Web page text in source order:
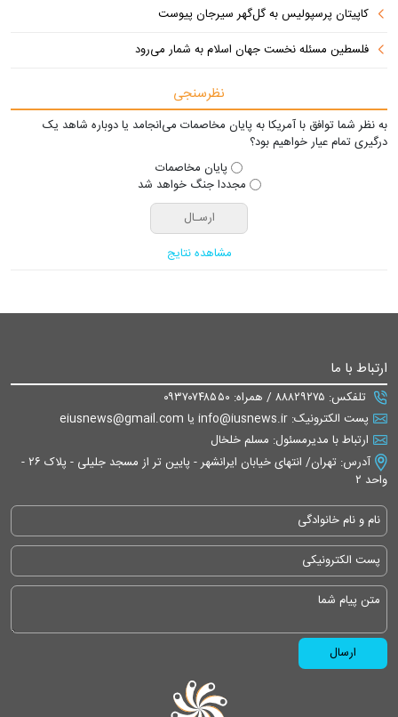
کاپیتان پرسپولیس به گل‌گهر سیرجان پیوست
فلسطین مسئله نخست جهان اسلام به شمار می‌رود
نظرسنجی
به نظر شما توافق با آمریکا به پایان مخاصمات می‌انجامد یا دوباره شاهد یک
درگیری تمام عیار خواهیم بود؟
پایان مخاصمات
مجددا جنگ خواهد شد
مشاهده نتایج
ارتباط با ما
تلفکس: ۸۸۸۲۹۲۷۵ / همراه: ۰۹۳۷۰۷۴۸۵۵۰
پست الکترونیک: info@iusnews.ir یا eiusnews@gmail.com
ارتباط با مدیرمسئول: مسلم خلخال
آدرس: تهران/ انتهای خیابان ایرانشهر - پایین تر از مسجد جلیلی - پلاک ۲۶ -
واحد ۲